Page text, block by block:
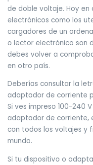
de doble voltaje. Hoy en
electrónicos como los
cargadores de un
o lector electrónico son
debes volver a
en otro país.
Deberías consultar la
adaptador de corriente
Si ves impreso 100-240
adaptador de corriente,
con todos los voltajes y
mundo.
Si tu dispositivo o